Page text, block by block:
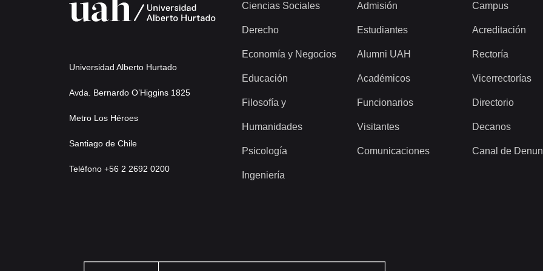
Universidad Alberto Hurtado
Avda. Bernardo O’Higgins 1825
Metro Los Héroes
Santiago de Chile
Teléfono +56 2 2692 0200
Ciencias Sociales
Derecho
Economía y Negocios
Educación
Filosofía y
Humanidades
Psicología
Ingeniería
Admisión
Estudiantes
Alumni UAH
Académicos
Funcionarios
Visitantes
Comunicaciones
Campus
Acreditación
Rectoría
Vicerrectorías
Directorio
Decanos
Canal de